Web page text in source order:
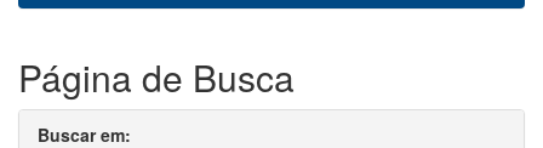
Página de Busca
Buscar em: